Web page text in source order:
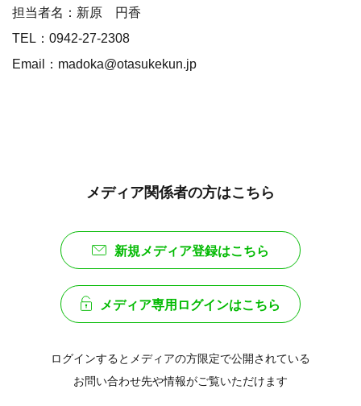
担当者名：新原 円香
TEL：0942-27-2308
Email：madoka@otasukekun.jp
メディア関係者の方はこちら
新規メディア登録はこちら
メディア専用ログインはこちら
ログインするとメディアの方限定で公開されている
お問い合わせ先や情報がご覧いただけます